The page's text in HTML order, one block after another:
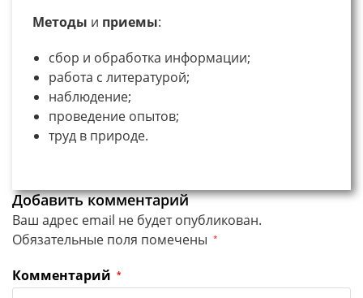
Методы и приемы:
сбор и обработка информации;
работа с литературой;
наблюдение;
проведение опытов;
труд в природе.
Добавить комментарий
Ваш адрес email не будет опубликован.
Обязательные поля помечены *
Комментарий *